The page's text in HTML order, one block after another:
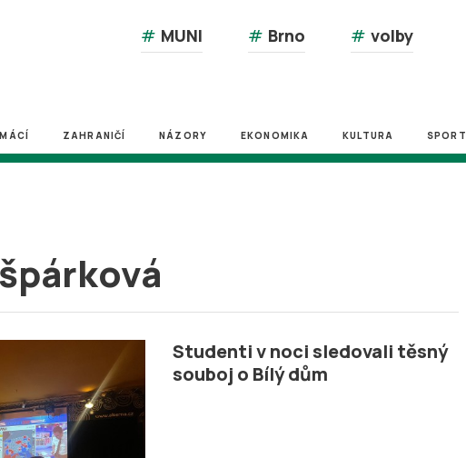
# MUNI # Brno # volby
ZAHRANIČÍ NÁZORY EKONOMIKA KULTURA SPORT
Studenti v noci sledovali těsný
souboj o Bílý dům